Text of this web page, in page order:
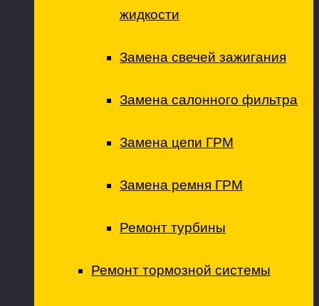
жидкости
Замена свечей зажигания
Замена салонного фильтра
Замена цепи ГРМ
Замена ремня ГРМ
Ремонт турбины
Ремонт тормозной системы